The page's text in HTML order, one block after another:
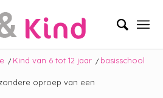
/ Kind van 6 tot 12 jaar / basisschool
oproep van een